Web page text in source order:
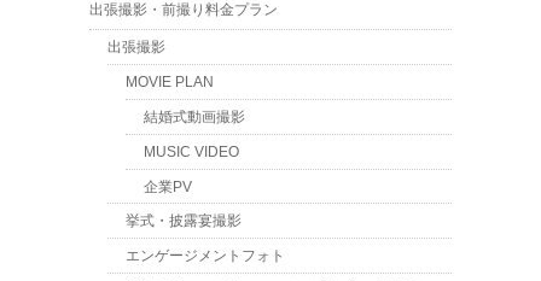
出張撮影・前撮り料金プラン
出張撮影
MOVIE PLAN
結婚式動画撮影
MUSIC VIDEO
企業PV
挙式・披露宴撮影
エンゲージメントフォト